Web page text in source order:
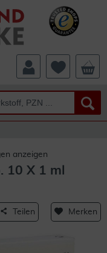
anzeigen
10 X 1 ml
Teilen Merken